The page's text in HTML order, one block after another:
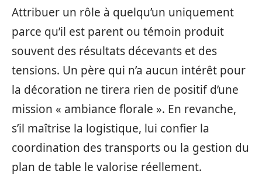
Attribuer un rôle à quelqu’un uniquement
parce qu’il est parent ou témoin produit
souvent des résultats décevants et des
tensions. Un père qui n’a aucun intérêt pour
la décoration ne tirera rien de positif d’une
mission « ambiance florale ». En revanche,
s’il maîtrise la logistique, lui confier la
coordination des transports ou la gestion du
plan de table le valorise réellement.